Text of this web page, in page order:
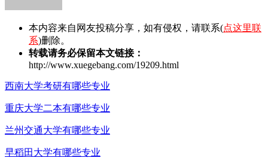
本内容来自网友投稿分享，如有侵权，请联系(点这里联
系)删除。
转载请务必保留本文链接：
http://www.xuegebang.com/19209.html
西南大学考研有哪些专业
重庆大学二本有哪些专业
兰州交通大学有哪些专业
早稻田大学有哪些专业